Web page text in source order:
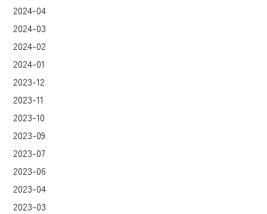
2024-04
2024-03
2024-02
2024-01
2023-12
2023-11
2023-10
2023-09
2023-07
2023-06
2023-04
2023-03